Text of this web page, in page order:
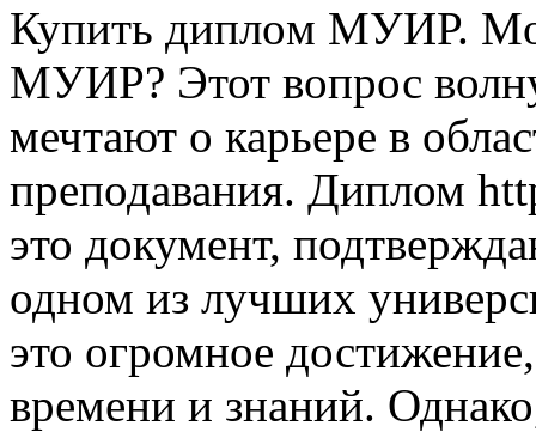
Купить диплoм МУИР.
МУИР? Этот вопрос
мечтают о карьере в
преподавания. Диплом
это документ,
одном из лучших
это огромное
времени и знаний.